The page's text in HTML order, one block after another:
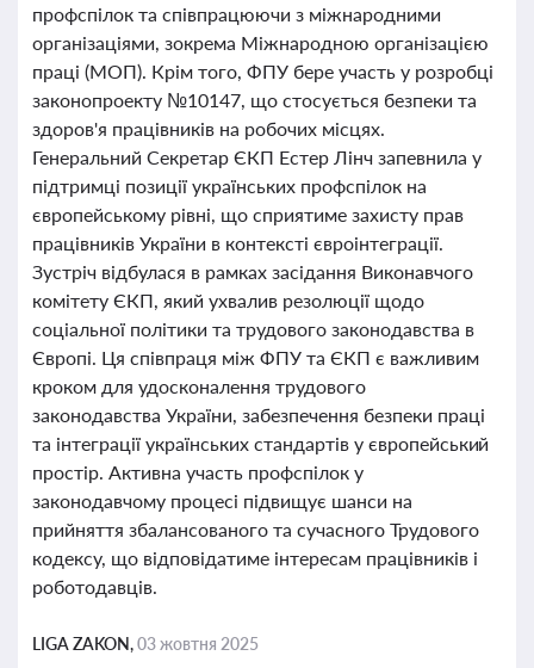
профспілок та співпрацюючи з міжнародними
організаціями, зокрема Міжнародною організацією
праці (МОП). Крім того, ФПУ бере участь у розробці
законопроекту №10147, що стосується безпеки та
здоров'я працівників на робочих місцях.
Генеральний Секретар ЄКП Естер Лінч запевнила у
підтримці позиції українських профспілок на
європейському рівні, що сприятиме захисту прав
працівників України в контексті євроінтеграції.
Зустріч відбулася в рамках засідання Виконавчого
комітету ЄКП, який ухвалив резолюції щодо
соціальної політики та трудового законодавства в
Європі. Ця співпраця між ФПУ та ЄКП є важливим
кроком для удосконалення трудового
законодавства України, забезпечення безпеки праці
та інтеграції українських стандартів у європейський
простір. Активна участь профспілок у
законодавчому процесі підвищує шанси на
прийняття збалансованого та сучасного Трудового
кодексу, що відповідатиме інтересам працівників і
роботодавців.
LIGA ZAKON,03 жовтня 2025